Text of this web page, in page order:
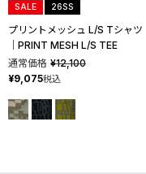
プリントメッシュ L/S Tシャツ
│PRINT MESH L/S TEE
SALE 26SS
通常価格 ¥12,100
¥9,075税込